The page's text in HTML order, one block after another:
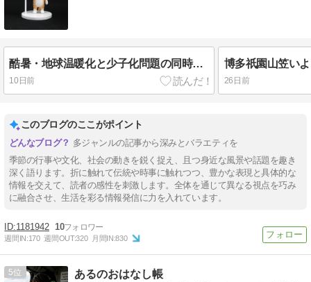
酷暑・地球温暖化と少子化問題の同時対策!?
10日前 26日前
このブログのここがポイント
多ジャンルの記事から深みとバラエティを
季節の行事や文化、社会の動きを鋭く捉え、且つ身近な風景や話題を趣き
深く語ります。折に触れて伝統や時事に触れつつ、豊かな表現と具体的な
情報を交えて、読者の感性を刺激します。全体を通じて異なる視点を巧み
に融合させ、生活を彩る情報発信に力を入れています。
1181942 10
週間IN:170 週間OUT:320 月間IN:830
5 あるのおはなし帳